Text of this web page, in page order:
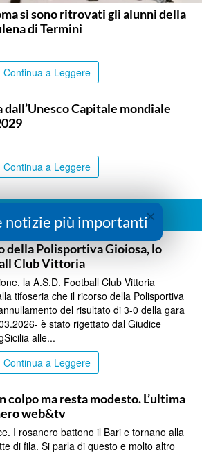
si sono ritrovati gli alunni della
di Termini
Continua a Leggere
dall’Unesco Capitale mondiale
Continua a Leggere
Categoria
della Polisportiva Gioiosa, lo
Club Vittoria
la A.S.D. Football Club Vittoria
tifoseria che il ricorso della Polisportiva
del risultato di 3-0 della gara
è stato rigettato dal Giudice
alle...
Continua a Leggere
colpo ma resta modesto. L’ultima
web&tv
I rosanero battono il Bari e tornano alla
di fila. Si parla di questo e molto altro
×
notizie più importanti